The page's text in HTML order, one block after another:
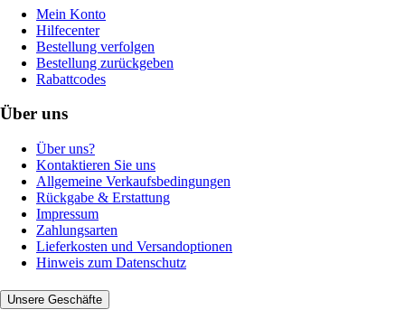
Mein Konto
Hilfecenter
Bestellung verfolgen
Bestellung zurückgeben
Rabattcodes
Über uns
Über uns?
Kontaktieren Sie uns
Allgemeine Verkaufsbedingungen
Rückgabe & Erstattung
Impressum
Zahlungsarten
Lieferkosten und Versandoptionen
Hinweis zum Datenschutz
Unsere Geschäfte